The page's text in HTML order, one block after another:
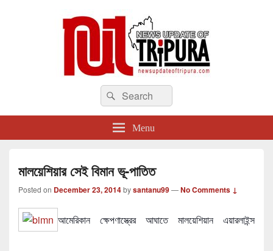
newsupdateoftripura.com
The one & only exceptional Bengali Version online news & infotainment portal
in Tripura.
Search
for:
Search
Menu
মালয়েশিয়ার সেই বিমান ভূ-পাতিত
Posted on December 23, 2014bysantanu99—No Comments ↓
আমেরিকান ক্ষেপণাস্ত্রের আঘাতে মালয়েশিয়ান এয়ারলাইন্স